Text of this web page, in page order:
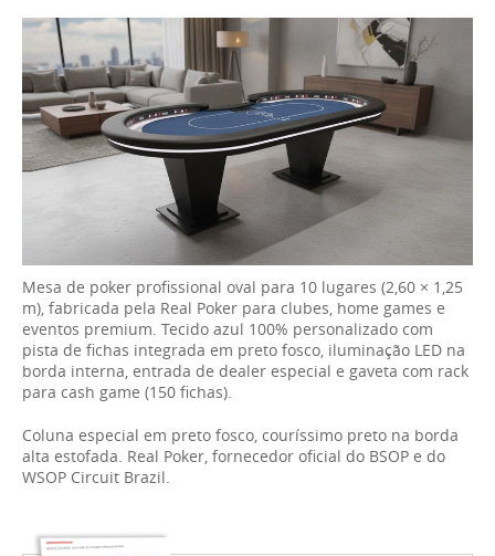
Mesa de poker profissional oval para 10 lugares (2,60 × 1,25
m), fabricada pela Real Poker para clubes, home games e
eventos premium. Tecido azul 100% personalizado com
pista de fichas integrada em preto fosco, iluminação LED na
borda interna, entrada de dealer especial e gaveta com rack
para cash game (150 fichas).
Coluna especial em preto fosco, couríssimo preto na borda
alta estofada. Real Poker, fornecedor oficial do BSOP e do
WSOP Circuit Brazil.